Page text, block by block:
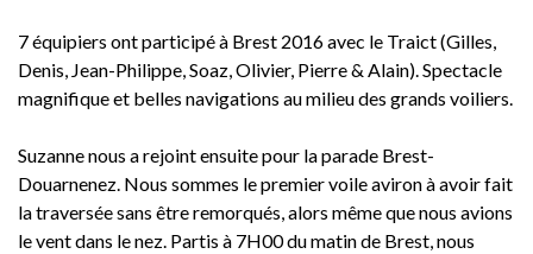
7 équipiers ont participé à Brest 2016 avec le Traict (Gilles,
Denis, Jean-Philippe, Soaz, Olivier, Pierre & Alain). Spectacle
magnifique et belles navigations au milieu des grands voiliers.
Suzanne nous a rejoint ensuite pour la parade Brest-
Douarnenez. Nous sommes le premier voile aviron à avoir fait
la traversée sans être remorqués, alors même que nous avions
le vent dans le nez. Partis à 7H00 du matin de Brest, nous